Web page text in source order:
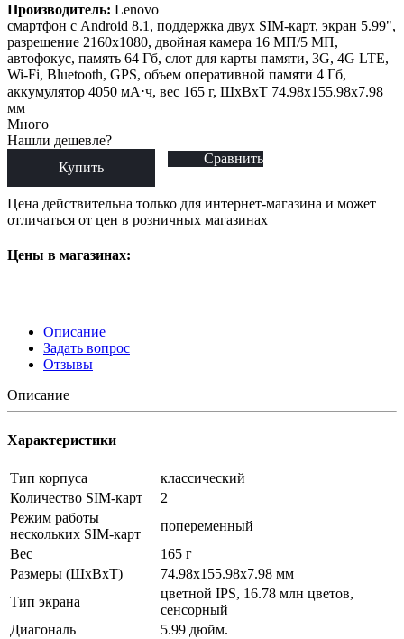
Производитель: Lenovo
смартфон с Android 8.1, поддержка двух SIM-карт, экран 5.99",
разрешение 2160x1080, двойная камера 16 МП/5 МП,
автофокус, память 64 Гб, слот для карты памяти, 3G, 4G LTE,
Wi-Fi, Bluetooth, GPS, объем оперативной памяти 4 Гб,
аккумулятор 4050 мА⋅ч, вес 165 г, ШxВxТ 74.98x155.98x7.98
мм
Много
Нашли дешевле?
Купить
Сравнить
Цена действительна только для интернет-магазина и может
отличаться от цен в розничных магазинах
Цены в магазинах:
Описание
Задать вопрос
Отзывы
Описание
Характеристики
Тип корпуса
классический
Количество SIM-карт
2
Режим работы
нескольких SIM-карт
попеременный
Вес
165 г
Размеры (ШxВxТ)
74.98x155.98x7.98 мм
Тип экрана
цветной IPS, 16.78 млн цветов,
сенсорный
Диагональ
5.99 дюйм.